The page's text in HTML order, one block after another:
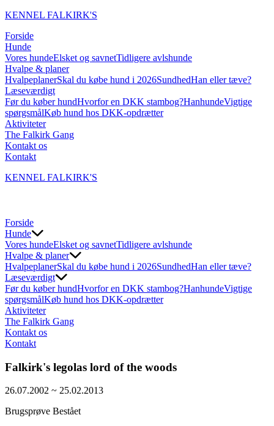
KENNEL FALKIRK'S
Forside
Hunde
Vores hundeElsket og savnetTidligere avlshunde
Hvalpe & planer
HvalpeplanerSkal du købe hund i 2026SundhedHan eller tæve?
Læseværdigt
Før du køber hundHvorfor en DKK stambog?HanhundeVigtige
spørgsmålKøb hund hos DKK-opdrætter
Aktiviteter
The Falkirk Gang
Kontakt os
Kontakt
KENNEL FALKIRK'S
Forside
Hunde
Vores hundeElsket og savnetTidligere avlshunde
Hvalpe & planer
HvalpeplanerSkal du købe hund i 2026SundhedHan eller tæve?
Læseværdigt
Før du køber hundHvorfor en DKK stambog?HanhundeVigtige
spørgsmålKøb hund hos DKK-opdrætter
Aktiviteter
The Falkirk Gang
Kontakt os
Kontakt
Falkirk's legolas lord of the woods
26.07.2002 ~ 25.02.2013
Brugsprøve Bestået